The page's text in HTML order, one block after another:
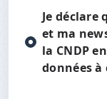
Je déclare
et ma
la CNDP
données à